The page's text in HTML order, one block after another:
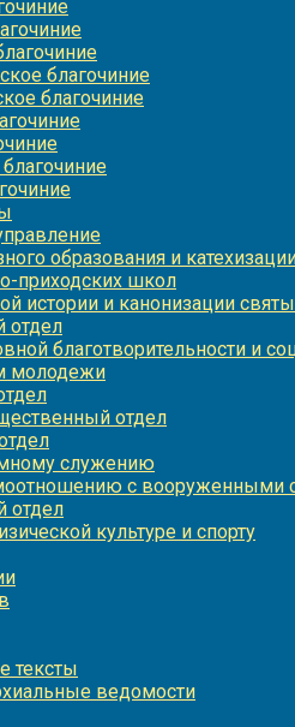
благочиние
благочиние
образования и
приходских школ
истории и канонизации
отдел
благотворительности и
молодежи
отдел
служению
с вооруженными
отдел
культуре и спорту
тексты
ведомости